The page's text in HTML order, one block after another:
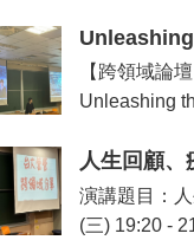
【跨領域論
Unleashing
人生回顧、
演講題目：
(三) 19:20 -